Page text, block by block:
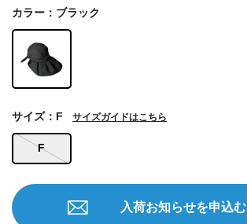
カラー：ブラック
F
サイズ：F サイズガイドはこちら
入荷お知らせを申込む